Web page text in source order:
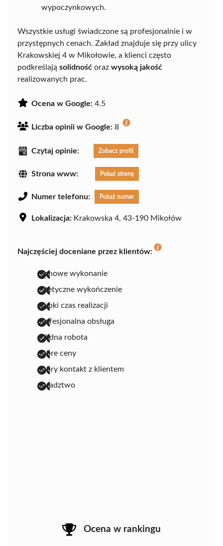
wypoczynkowych.
Wszystkie usługi świadczone są profesjonalnie i w
przystępnych cenach. Zakład znajduje się przy ulicy
Krakowskiej 4 w Mikołowie, a klienci często
podkreślają solidność oraz wysoką jakość
realizowanych prac.
Ocena w Google: 4.5
Liczba opinii w Google: 8
Czytaj opinie: Zobacz profil
Strona www: Pokaż stronę
Numer telefonu: Pokaż numer
Lokalizacja: Krakowska 4, 43-190 Mikołów
Najczęściej doceniane przez klientów:
fachowe wykonanie
estetyczne wykończenie
szybki czas realizacji
profesjonalna obsługa
solidna robota
dobre ceny
dobry kontakt z klientem
doradztwo
Ocena w rankingu